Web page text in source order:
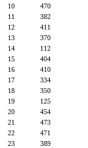
10
470
11
382
12
411
13
370
14
112
15
404
16
410
17
334
18
350
19
125
20
454
21
473
22
471
23
389